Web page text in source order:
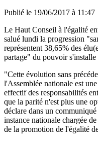
Publié le 19/06/2017 à 11:47
Le Haut Conseil à l'égalité
salué lundi la progression
représentent 38,65% des
partage" du pouvoir s'installe
"Cette évolution sans
l'Assemblée nationale est
effectif des responsabilités
que la parité n'est plus une
déclare dans un
instance nationale chargée
de la promotion de l'égalité